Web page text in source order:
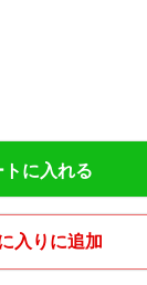
入りに追加
トに入れる